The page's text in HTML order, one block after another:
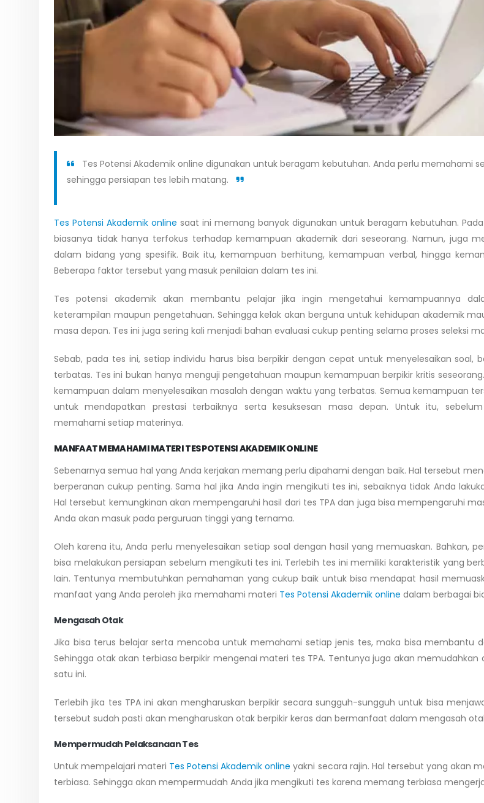
Tes Potensi Akademik online digunakan untuk beragam kebutuhan. Anda perlu memahami
sehingga persiapan tes lebih matang.
Tes Potensi Akademik online saat ini memang banyak digunakan untuk beragam kebutuhan.
biasanya tidak hanya terfokus terhadap kemampuan akademik dari seseorang. Namun, juga
dalam bidang yang spesifik. Baik itu, kemampuan berhitung, kemampuan verbal, hingga
Beberapa faktor tersebut yang masuk penilaian dalam tes ini.
Tes potensi akademik akan membantu pelajar jika ingin mengetahui kemampuannya
keterampilan maupun pengetahuan. Sehingga kelak akan berguna untuk kehidupan akademik
masa depan. Tes ini juga sering kali menjadi bahan evaluasi cukup penting selama proses seleksi
Sebab, pada tes ini, setiap individu harus bisa berpikir dengan cepat untuk menyelesaikan soal,
terbatas. Tes ini bukan hanya menguji pengetahuan maupun kemampuan berpikir kritis
kemampuan dalam menyelesaikan masalah dengan waktu yang terbatas. Semua kemampuan
untuk mendapatkan prestasi terbaiknya serta kesuksesan masa depan. Untuk itu,
memahami setiap materinya.
MANFAAT MEMAHAMI MATERI TES POTENSI AKADEMIK ONLINE
Sebenarnya semua hal yang Anda kerjakan memang perlu dipahami dengan baik. Hal tersebut
berperanan cukup penting. Sama hal jika Anda ingin mengikuti tes ini, sebaiknya tidak Anda
Hal tersebut kemungkinan akan mempengaruhi hasil dari tes TPA dan juga bisa mempengaruhi
Anda akan masuk pada perguruan tinggi yang ternama.
Oleh karena itu, Anda perlu menyelesaikan setiap soal dengan hasil yang memuaskan. Bahkan,
bisa melakukan persiapan sebelum mengikuti tes ini. Terlebih tes ini memiliki karakteristik yang
lain. Tentunya membutuhkan pemahaman yang cukup baik untuk bisa mendapat hasil
manfaat yang Anda peroleh jika memahami materi Tes Potensi Akademik online dalam berbagai
Mengasah Otak
Jika bisa terus belajar serta mencoba untuk memahami setiap jenis tes, maka bisa membantu
Sehingga otak akan terbiasa berpikir mengenai materi tes TPA. Tentunya juga akan
satu ini.
Terlebih jika tes TPA ini akan mengharuskan berpikir secara sungguh-sungguh untuk bisa
tersebut sudah pasti akan mengharuskan otak berpikir keras dan bermanfaat dalam mengasah
Mempermudah Pelaksanaan Tes
Untuk mempelajari materi Tes Potensi Akademik online yakni secara rajin. Hal tersebut yang akan
terbiasa. Sehingga akan mempermudah Anda jika mengikuti tes karena memang terbiasa